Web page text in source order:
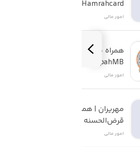
Hamrahcard
امور ‌مالی
SepahMB
امور ‌مالی
قرض‌الحسنه مهر ایران
امور ‌مالی